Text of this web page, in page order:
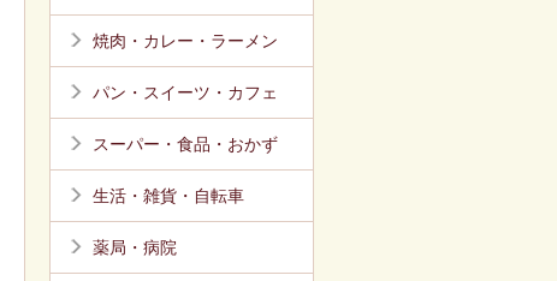
焼肉・カレー・ラーメン
パン・スイーツ・カフェ
スーパー・食品・おかず
生活・雑貨・自転車
薬局・病院